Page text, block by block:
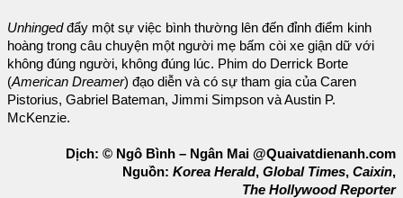
Unhingedđẩy một sự việc bình thường lên đến đỉnh điểm kinh
hoàng trong câu chuyện một người mẹ bấm còi xe giận dữ với
không đúng người, không đúng lúc. Phim do Derrick Borte
(American Dreamer) đạo diễn và có sự tham gia của Caren
Pistorius, Gabriel Bateman, Jimmi Simpson và Austin P.
McKenzie.
Dịch: © Ngô Bình – Ngân Mai @Quaivatdienanh.com
Nguồn: Korea Herald, Global Times, Caixin,
The Hollywood Reporter